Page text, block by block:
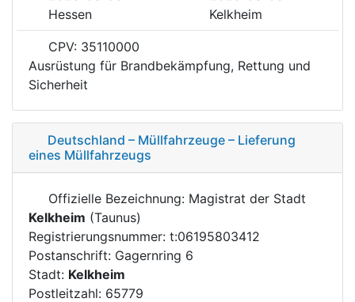
Hessen
Kelkheim
CPV: 35110000
Ausrüstung für Brandbekämpfung, Rettung und
Sicherheit
Deutschland – Müllfahrzeuge – Lieferung
eines Müllfahrzeugs
Offizielle Bezeichnung: Magistrat der Stadt
Kelkheim (Taunus)
Registrierungsnummer: t:06195803412
Postanschrift: Gagernring 6
Stadt: Kelkheim
Postleitzahl: 65779